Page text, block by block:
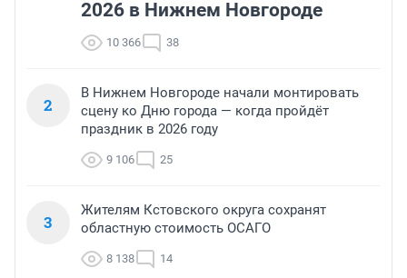
2026 в Нижнем Новгороде
10 366 38
2
В Нижнем Новгороде начали монтировать
сцену ко Дню города — когда пройдёт
праздник в 2026 году
9 106 25
3
Жителям Кстовского округа сохранят
областную стоимость ОСАГО
8 138 14